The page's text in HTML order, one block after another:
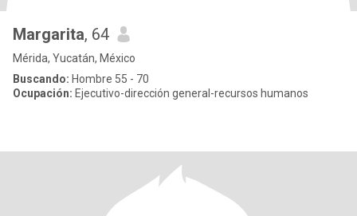
Margarita, 64
Mérida, Yucatán, México
Buscando: Hombre 55 - 70
Ocupación: Ejecutivo-dirección general-recursos humanos